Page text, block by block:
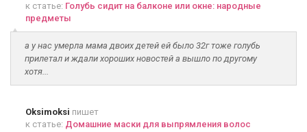
к статье: Голубь сидит на балконе или окне: народные
предметы
а у нас умерла мама двоих детей ей было 32г тоже голубь
прилетал и ждали хороших новостей а вышло по другому
хотя...
Oksimoksi пишет
к статье: Домашние маски для выпрямления волос